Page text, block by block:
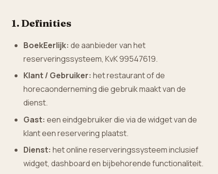
1. Definities
BoekEerlijk: de aanbieder van het
reserveringssysteem, KvK 99547619.
Klant / Gebruiker: het restaurant of de
horecaonderneming die gebruik maakt van de
dienst.
Gast: een eindgebruiker die via de widget van de
klant een reservering plaatst.
Dienst: het online reserveringssysteem inclusief
widget, dashboard en bijbehorende functionaliteit.